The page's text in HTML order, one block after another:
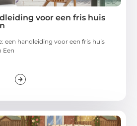
voor een fris huis
een handleiding voor een fris huis
Een